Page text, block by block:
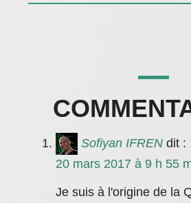
Sofiyan IFREN dit :
20 mars 2017 à 9 h 55
Je suis à l'origine de la